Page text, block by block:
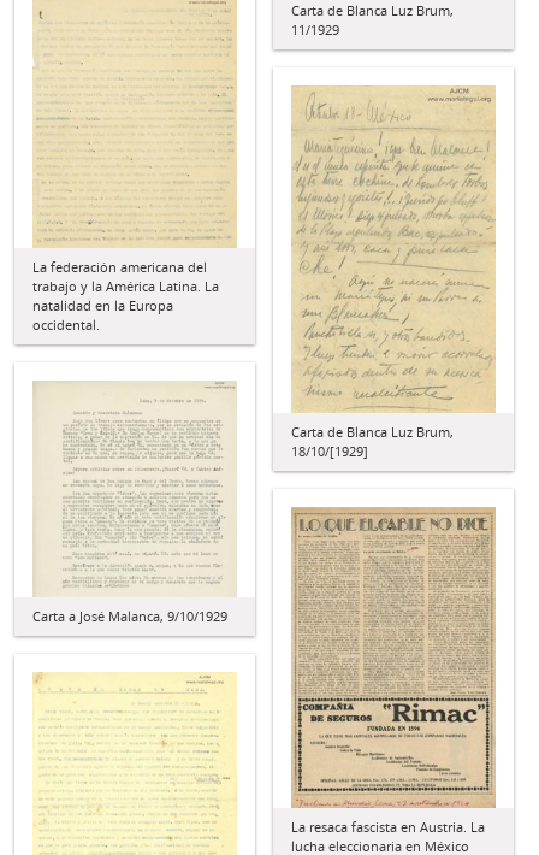
Carta de Blanca Luz Brum,
11/1929
La federación americana del
trabajo y la América Latina. La
natalidad en la Europa
occidental.
Carta de Blanca Luz Brum,
18/10/[1929]
Carta a José Malanca, 9/10/1929
La resaca fascista en Austria. La
lucha eleccionaria en México